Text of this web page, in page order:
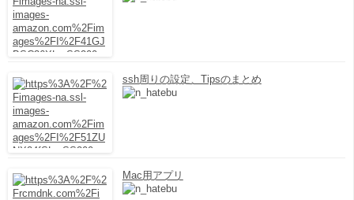
ssh周りの設定、Tipsのまとめ
Mac用アプリ